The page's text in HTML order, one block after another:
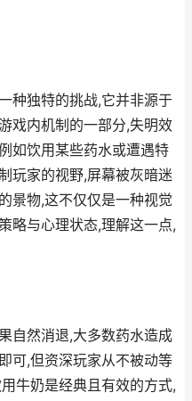
种独特的挑战,它并非源于
戏内机制的一部分,失明效
如饮用某些药水或遭遇特
玩家的视野,屏幕被灰暗迷
景物,这不仅仅是一种视觉
略与心理状态,理解这一点,
自然消退,大多数药水造成
可,但资深玩家从不被动等
牛奶是经典且有效的方式,